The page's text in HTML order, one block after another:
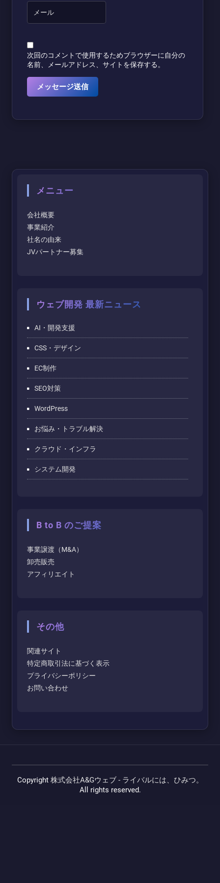
次回のコメントで使用するためブラウザーに自分の
名前、メールアドレス、サイトを保存する。
メニュー
会社概要
事業紹介
社名の由来
JVパートナー募集
ウェブ開発 最新ニュース
AI・開発支援
CSS・デザイン
EC制作
SEO対策
WordPress
お悩み・トラブル解決
クラウド・インフラ
システム開発
B to B のご提案
事業譲渡（M&A）
卸売販売
アフィリエイト
その他
関連サイト
特定商取引法に基づく表示
プライバシーポリシー
お問い合わせ
Copyright 株式会社A&Gウェブ - ライバルには、ひみつ。
All rights reserved.